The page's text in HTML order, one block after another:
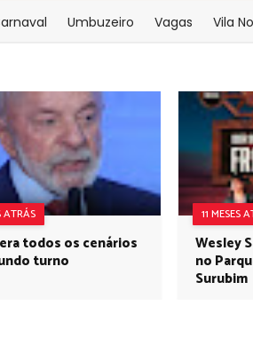
Umbuzeiro Vagas Vila
ATRÁS
todos os cenários
turno
11 MESES
Wesley
no
Surubim